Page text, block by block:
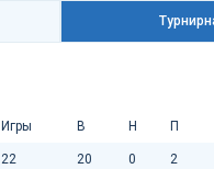
Игры В Н П
22 20 0 2